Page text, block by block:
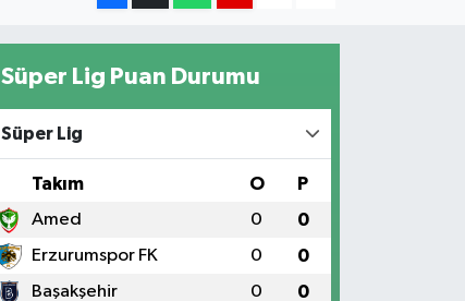
Süper Lig Puan Durumu
Süper Lig
Takım O P
Amed 0 0
Erzurumspor FK 0 0
Başakşehir 0 0